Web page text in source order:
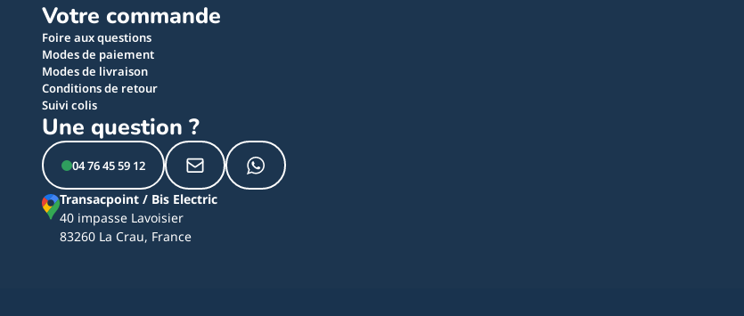
Votre commande
Foire aux questions
Modes de paiement
Modes de livraison
Conditions de retour
Suivi colis
Une question ?
04 76 45 59 12
Transacpoint / Bis Electric
40 impasse Lavoisier
83260 La Crau, France